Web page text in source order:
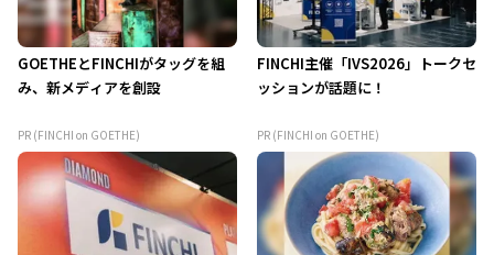
GOETHEとFINCHIがタッグを組
み、新メディアを創設
PR (FINCHI on GOETHE)
FINCHI主催「IVS2026」トークセ
ッションが話題に！
PR (FINCHI on GOETHE)